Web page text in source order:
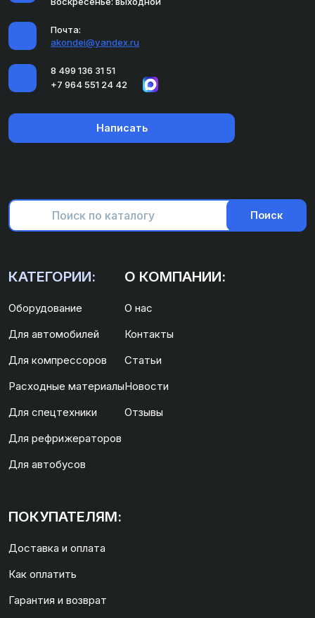
Почта:
akondei@yandex.ru
8 499 136 31 51
+7 964 551 24 42
Написать
Поиск
КАТЕГОРИИ:
Оборудование
Для автомобилей
Для компрессоров
Расходные материалы
Для спецтехники
Для рефрижераторов
Для автобусов
О КОМПАНИИ:
О нас
Контакты
Статьи
Новости
Отзывы
ПОКУПАТЕЛЯМ:
Доставка и оплата
Как оплатить
Гарантия и возврат